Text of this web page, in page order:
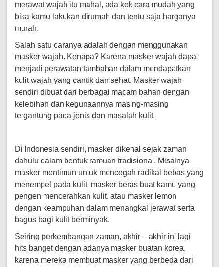
merawat wajah itu mahal, ada kok cara mudah yang
bisa kamu lakukan dirumah dan tentu saja harganya
murah.
Salah satu caranya adalah dengan menggunakan
masker wajah. Kenapa? Karena masker wajah dapat
menjadi perawatan tambahan dalam mendapatkan
kulit wajah yang cantik dan sehat. Masker wajah
sendiri dibuat dari berbagai macam bahan dengan
kelebihan dan kegunaannya masing-masing
tergantung pada jenis dan masalah kulit.
Di Indonesia sendiri, masker dikenal sejak zaman
dahulu dalam bentuk ramuan tradisional. Misalnya
masker mentimun untuk mencegah radikal bebas yang
menempel pada kulit, masker beras buat kamu yang
pengen mencerahkan kulit, atau masker lemon
dengan keampuhan dalam menangkal jerawat serta
bagus bagi kulit berminyak.
Seiring perkembangan zaman, akhir – akhir ini lagi
hits banget dengan adanya masker buatan korea,
karena mereka membuat masker yang berbeda dari